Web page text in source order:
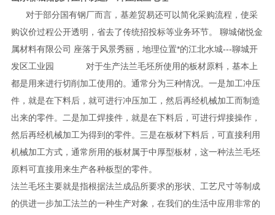
对于部分国有钢厂而言，基差贸易还可以简化采购流程，使采
购议价过程公开透明，省去了传统招投标等业务环节。 聊城储悦金
属材料有限公司 座落于风景秀丽，地理位置*的江北水城---聊城开
发区工业园
对于生产法兰毛坯所使用的板材原料，基本上
都是用来进行切削加工使用的。通常分为三种情况。一是加工冲压
件，就是在下料后，就可进行冲压加工，然后再经机械加工而制造
出来的零件。二是加工焊接件，就是在下料后，可进行焊接操作，
然后再经机械加工为得到的零件。三是在板材下料后，可直接利用
机械加工方式，通常所用的板材属于中厚型板材，这一种法兰毛坯
原料可直接用来生产各种板型的零件。
法兰毛坯主要就是指根据法兰成品所要求的形状、工艺尺寸等制成
的供进一步加工法兰的一种生产对象，在我们的生活中应用非常的